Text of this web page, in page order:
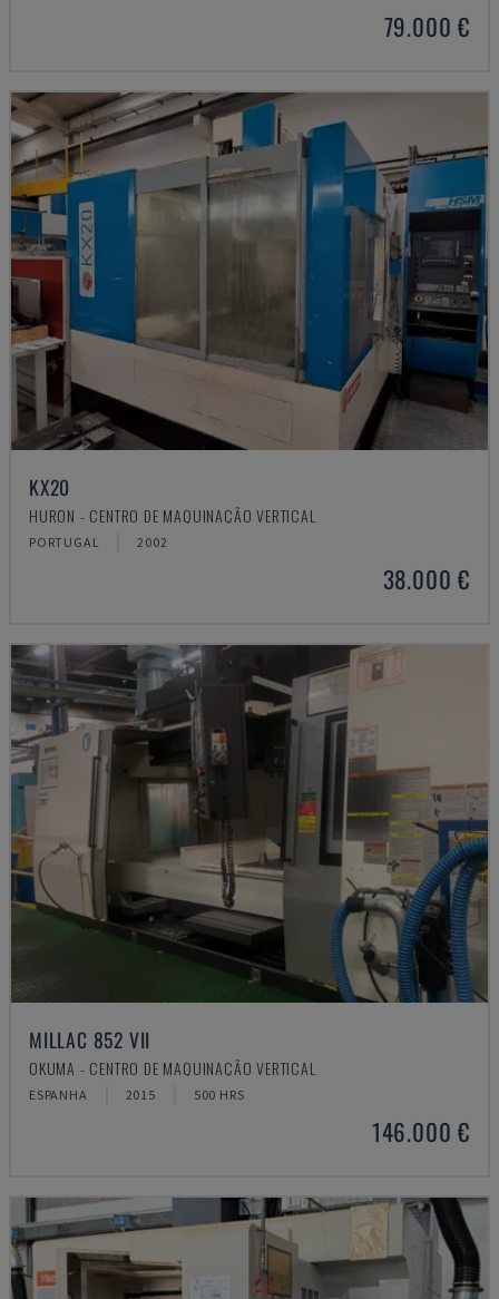
79.000 €
KX20
HURON - CENTRO DE MAQUINAÇÃO VERTICAL
PORTUGAL 2002
38.000 €
MILLAC 852 VII
OKUMA - CENTRO DE MAQUINAÇÃO VERTICAL
ESPANHA 2015 500 HRS
146.000 €